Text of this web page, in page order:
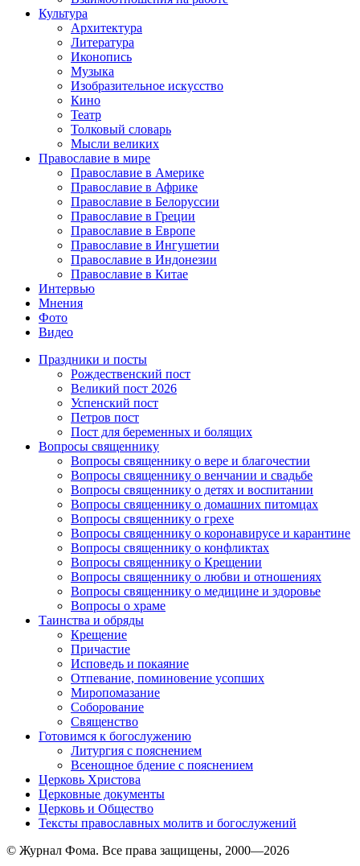
Культура
Архитектура
Литература
Иконопись
Музыка
Изобразительное искусство
Кино
Театр
Толковый словарь
Мысли великих
Православие в мире
Православие в Америке
Православие в Африке
Православие в Белоруссии
Православие в Греции
Православие в Европе
Православие в Ингушетии
Православие в Индонезии
Православие в Китае
Интервью
Мнения
Фото
Видео
Праздники и посты
Рождественский пост
Великий пост 2026
Успенский пост
Петров пост
Пост для беременных и болящих
Вопросы священнику
Вопросы священнику о вере и благочестии
Вопросы священнику о венчании и свадьбе
Вопросы священнику о детях и воспитании
Вопросы священнику о домашних питомцах
Вопросы священнику о грехе
Вопросы священнику о коронавирусе и карантине
Вопросы священнику о конфликтах
Вопросы священнику о Крещении
Вопросы священнику о любви и отношениях
Вопросы священнику о медицине и здоровье
Вопросы о храме
Таинства и обряды
Крещение
Причастие
Исповедь и покаяние
Отпевание, поминовение усопших
Миропомазание
Соборование
Священство
Готовимся к богослужению
Литургия с пояснением
Всенощное бдение с пояснением
Церковь Христова
Церковные документы
Церковь и Общество
Тексты православных молитв и богослужений
© Журнал Фома. Все права защищены, 2000—2026